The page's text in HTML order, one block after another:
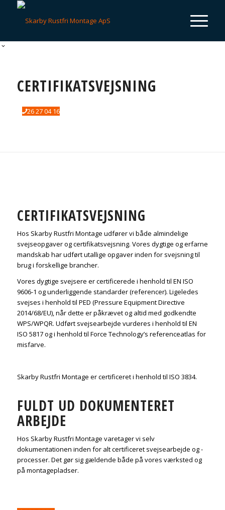
CERTIFIKATSVEJSNING
26 27 04 16
CERTIFIKATSVEJSNING
Hos Skarby Rustfri Montage udfører vi både almindelige
svejseopgaver og certifikatsvejsning. Vores dygtige og erfarne
mandskab har udført utallige opgaver inden for svejsning til
brug i forskellige brancher.
Vores dygtige svejsere er certificerede i henhold til EN ISO
9606-1 og underliggende standarder (referencer). Ligeledes
svejses i henhold til PED (Pressure Equipment Directive
2014/68/EU), når dette er påkrævet og altid med godkendte
WPS/WPQR. Udført svejsearbejde vurderes i henhold til EN
ISO 5817 og i henhold til Force Technology’s referenceatlas for
misfarve.
Skarby Rustfri Montage er certificeret i henhold til ISO 3834.
FULDT UD DOKUMENTERET
ARBEJDE
Hos Skarby Rustfri Montage varetager vi selv
dokumentationen inden for alt certificeret svejsearbejde og -
processer. Det gør sig gældende både på vores værksted og
på montagepladser.